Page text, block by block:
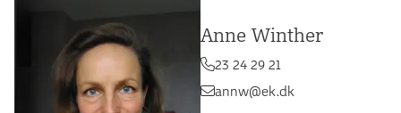
Anne Winther
23 24 29 21
annw@ek.dk